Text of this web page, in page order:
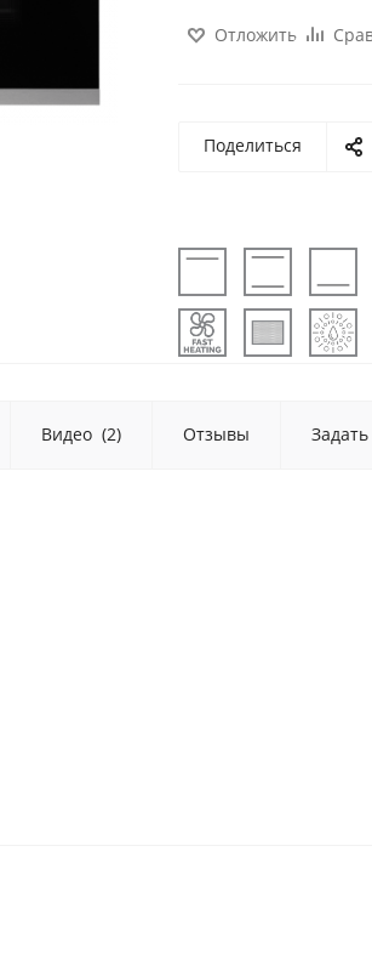
Отложить
Поделиться
Видео (2) Отзывы